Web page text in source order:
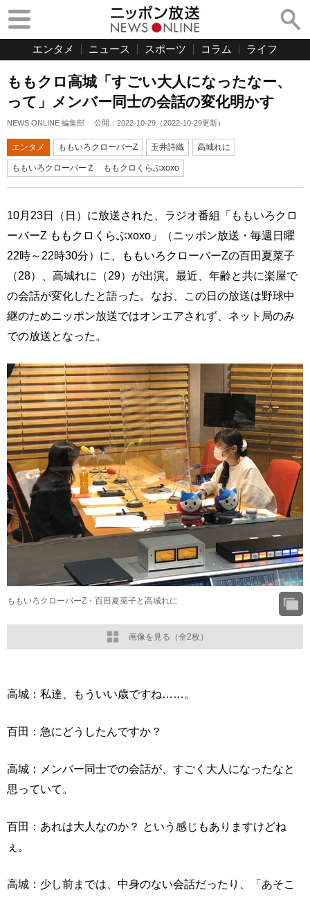
エンタメ ニュース スポーツ コラム ライフ
ももクロ高城「すごい大人になったなー、
って」メンバー同士の会話の変化明かす
NEWS ONLINE 編集部 公開： 2022-10-29 （2022-10-29更新）
エンタメ ももいろクローバーZ 玉井詩織 高城れに
ももいろクローバーＺ ももクロくらぶxoxo
10月23日（日）に放送された、ラジオ番組「ももいろクロ
ーバーZ ももクロくらぶxoxo」（ニッポン放送・毎週日曜
22時～22時30分）に、ももいろクローバーZの百田夏菜子
（28）、高城れに（29）が出演。最近、年齢と共に楽屋で
の会話が変化したと語った。なお、この日の放送は野球中
継のためニッポン放送ではオンエアされず、ネット局のみ
での放送となった。
画像を見る（全2枚）
ももいろクローバーZ・百田夏菜子と高城れに
高城：私達、もういい歳ですね……。
百田：急にどうしたんですか？
高城：メンバー同士での会話が、すごく大人になったなと
思っていて。
百田：あれは大人なのか？ という感じもありますけどね
ぇ。
高城：少し前までは、中身のない会話だったり、「あそこ